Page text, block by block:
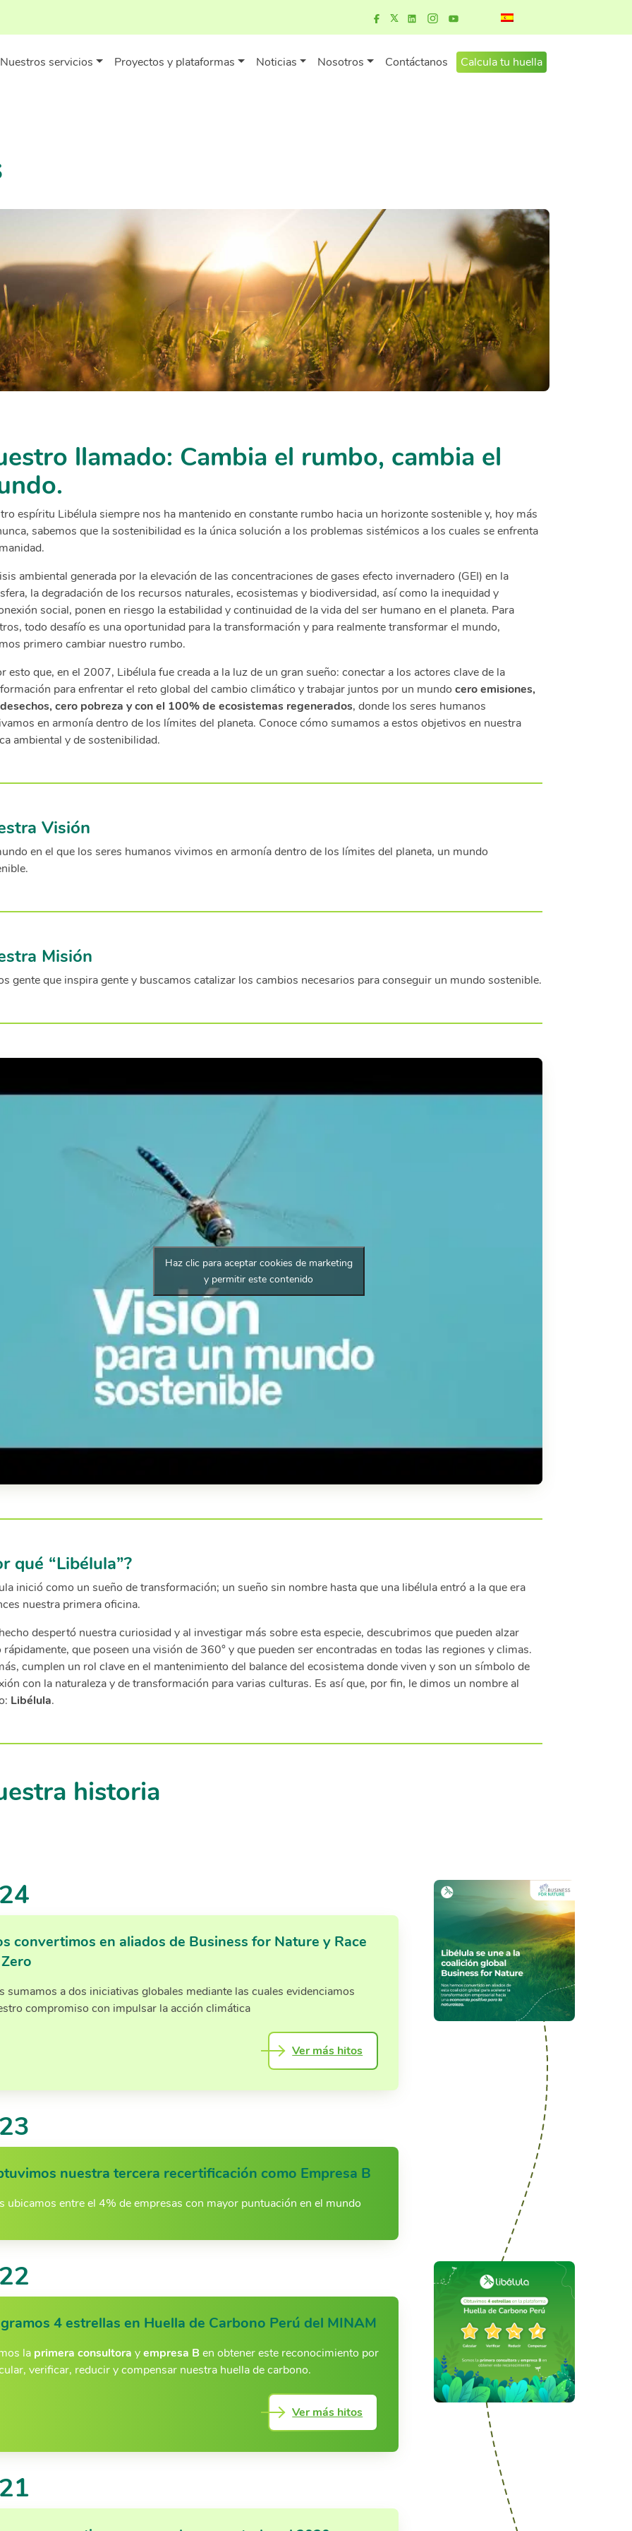
Nuestros servicios Proyectos y plataformas Noticias Nosotros Contáctanos Calcula tu huella
llamado: Cambia el rumbo, cambia el
espíritu Libélula siempre nos ha mantenido en constante rumbo hacia un horizonte sostenible y, hoy más
sabemos que la sostenibilidad es la única solución a los problemas sistémicos a los cuales se enfrenta
ambiental generada por la elevación de las concentraciones de gases efecto invernadero (GEI) en la
la degradación de los recursos naturales, ecosistemas y biodiversidad, así como la inequidad y
social, ponen en riesgo la estabilidad y continuidad de la vida del ser humano en el planeta. Para
todo desafío es una oportunidad para la transformación y para realmente transformar el mundo,
primero cambiar nuestro rumbo.
esto que, en el 2007, Libélula fue creada a la luz de un gran sueño: conectar a los actores clave de la
para enfrentar el reto global del cambio climático y trabajar juntos por un mundo cero emisiones,
cero pobreza y con el 100% de ecosistemas regenerados, donde los seres humanos
en armonía dentro de los límites del planeta. Conoce cómo sumamos a estos objetivos en nuestra
ambiental y de sostenibilidad.
Visión
en el que los seres humanos vivimos en armonía dentro de los límites del planeta, un mundo
Misión
gente que inspira gente y buscamos catalizar los cambios necesarios para conseguir un mundo sostenible.
Haz clic para aceptar cookies de marketing
y permitir este contenido
qué “Libélula”?
inició como un sueño de transformación; un sueño sin nombre hasta que una libélula entró a la que era
nuestra primera oficina.
despertó nuestra curiosidad y al investigar más sobre esta especie, descubrimos que pueden alzar
rápidamente, que poseen una visión de 360° y que pueden ser encontradas en todas las regiones y climas.
cumplen un rol clave en el mantenimiento del balance del ecosistema donde viven y son un símbolo de
con la naturaleza y de transformación para varias culturas. Es así que, por fin, le dimos un nombre al
Libélula.
historia
convertimos en aliados de Business for Nature y Race
sumamos a dos iniciativas globales mediante las cuales evidenciamos
compromiso con impulsar la acción climática
Ver más hitos
nuestra tercera recertificación como Empresa B
ubicamos entre el 4% de empresas con mayor puntuación en el mundo
4 estrellas en Huella de Carbono Perú del MINAM
la primera consultora yempresa Ben obtener este reconocimiento por
verificar, reducir y compensar nuestra huella de carbono.
Ver más hitos